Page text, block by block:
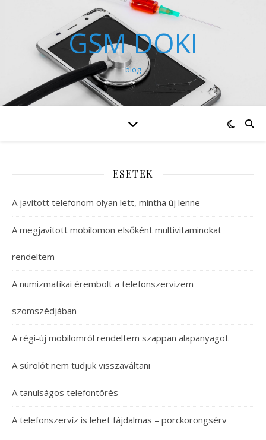
GSM DOKI
blog
ESETEK
A javított telefonom olyan lett, mintha új lenne
A megjavított mobilomon elsőként multivitaminokat
rendeltem
A numizmatikai érembolt a telefonszervizem
szomszédjában
A régi-új mobilomról rendeltem szappan alapanyagot
A súrolót nem tudjuk visszaváltani
A tanulságos telefontörés
A telefonszervíz is lehet fájdalmas – porckorongsérv